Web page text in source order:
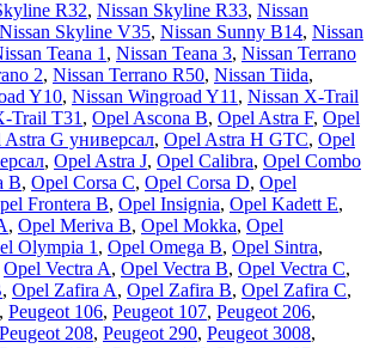
R32, Nissan Skyline R33, Nissan
Nissan Skyline V35, Nissan Sunny B14, Nissan
Teana 1 , Nissan Teana 3, Nissan Terrano
2, Nissan Terrano R50, Nissan Tiida,
Y10, Nissan Wingroad Y11 , Nissan X-Trail
Trail T31 , Opel Ascona B, Opel Astra F, Opel
Astra G универсал, Opel Astra H GTC, Opel
, Opel Astra J, Opel Calibra, Opel Combo
B, Opel Corsa C, Opel Corsa D, Opel
Frontera B, Opel Insignia, Opel Kadett E,
, Opel Meriva B, Opel Mokka, Opel
Olympia 1 , Opel Omega B, Opel Sintra,
Opel Vectra A, Opel Vectra B, Opel Vectra C,
, Opel Zafira A, Opel Zafira B, Opel Zafira C,
, Peugeot 106, Peugeot 107, Peugeot 206,
Peugeot 208, Peugeot 290, Peugeot 3008,